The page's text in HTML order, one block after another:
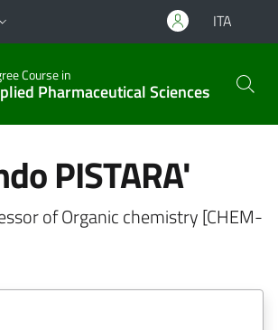
ITA
Course in
Pharmaceutical Sciences
PISTARA'
of Organic chemistry [CHEM-